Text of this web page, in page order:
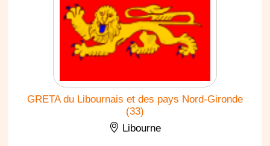
GRETA du Libournais et des pays Nord-Gironde
(33)
Libourne